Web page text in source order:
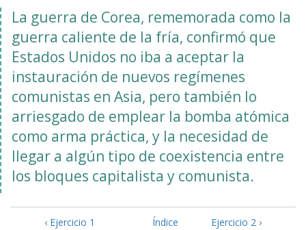
La guerra de Corea, rememorada como la
guerra caliente de la fría, confirmó que
Estados Unidos no iba a aceptar la
instauración de nuevos regímenes
comunistas en Asia, pero también lo
arriesgado de emplear la bomba atómica
como arma práctica, y la necesidad de
llegar a algún tipo de coexistencia entre
los bloques capitalista y comunista.
‹ Ejercicio 1 Índice Ejercicio 2 ›